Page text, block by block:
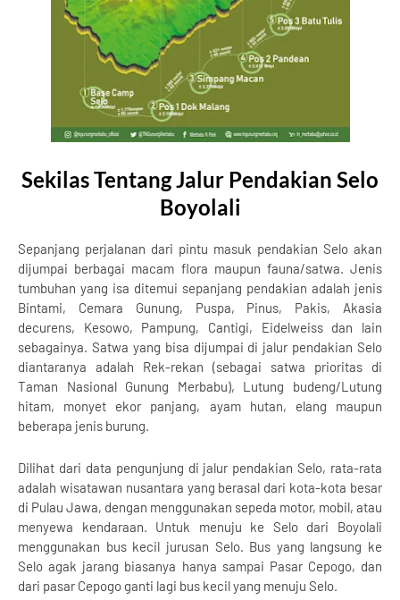
Sekilas Tentang Jalur Pendakian Selo
Boyolali
Sepanjang perjalanan dari pintu masuk pendakian Selo akan
dijumpai berbagai macam flora maupun fauna/satwa. Jenis
tumbuhan yang isa ditemui sepanjang pendakian adalah jenis
Bintami, Cemara Gunung, Puspa, Pinus, Pakis, Akasia
decurens, Kesowo, Pampung, Cantigi, Eidelweiss dan lain
sebagainya. Satwa yang bisa dijumpai di jalur pendakian Selo
diantaranya adalah Rek-rekan (sebagai satwa prioritas di
Taman Nasional Gunung Merbabu), Lutung budeng/Lutung
hitam, monyet ekor panjang, ayam hutan, elang maupun
beberapa jenis burung.
Dilihat dari data pengunjung di jalur pendakian Selo, rata-rata
adalah wisatawan nusantara yang berasal dari kota-kota besar
di Pulau Jawa, dengan menggunakan sepeda motor, mobil, atau
menyewa kendaraan. Untuk menuju ke Selo dari Boyolali
menggunakan bus kecil jurusan Selo. Bus yang langsung ke
Selo agak jarang biasanya hanya sampai Pasar Cepogo, dan
dari pasar Cepogo ganti lagi bus kecil yang menuju Selo.